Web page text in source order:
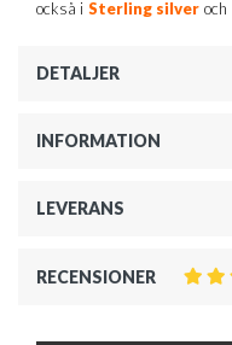
också i Sterling silver och
DETALJER
INFORMATION
LEVERANS
RECENSIONER